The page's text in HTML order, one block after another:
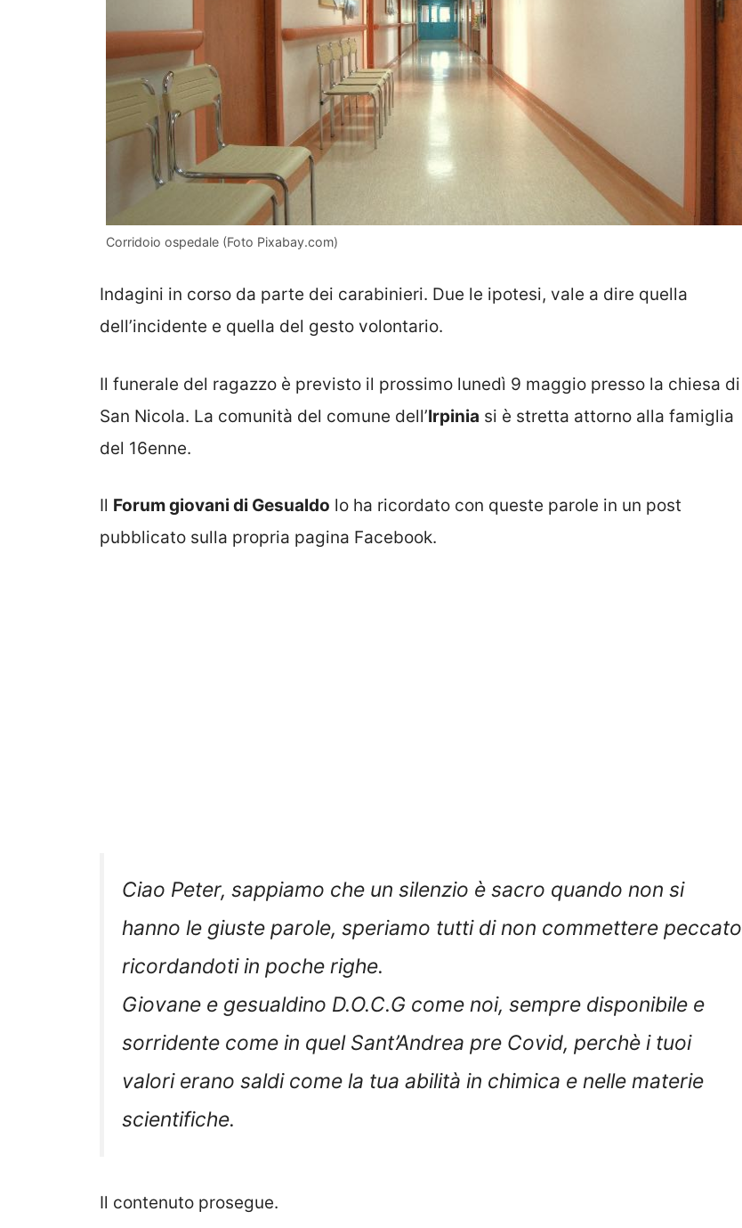
Corridoio ospedale (Foto Pixabay.com)
Indagini in corso da parte dei carabinieri. Due le ipotesi, vale a dire quella
dell’incidente e quella del gesto volontario.
Il funerale del ragazzo è previsto il prossimo lunedì 9 maggio presso la chiesa di
San Nicola. La comunità del comune dell’Irpinia si è stretta attorno alla famiglia
del 16enne.
Il Forum giovani di Gesualdo lo ha ricordato con queste parole in un post
pubblicato sulla propria pagina Facebook.
Ciao Peter, sappiamo che un silenzio è sacro quando non si
hanno le giuste parole, speriamo tutti di non commettere peccato
ricordandoti in poche righe.
Giovane e gesualdino D.O.C.G come noi, sempre disponibile e
sorridente come in quel Sant’Andrea pre Covid, perchè i tuoi
valori erano saldi come la tua abilità in chimica e nelle materie
scientifiche.
Il contenuto prosegue.